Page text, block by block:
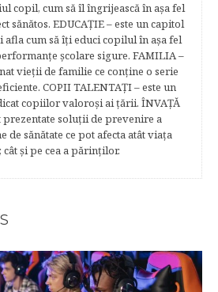
copil, cum să îl îngrijească în aşa fel
sănătos. EDUCAŢIE – este un capitol
cum să îţi educi copilul în aşa fel
şcolare sigure. FAMILIA –
vieţii de familie ce conţine o serie
COPII TALENTAŢI – este un
copiilor valoroși ai țării. ÎNVAŢĂ
prezentate soluţii de prevenire a
sănătate ce pot afecta atât viaţa
şi pe cea a părinţilor.